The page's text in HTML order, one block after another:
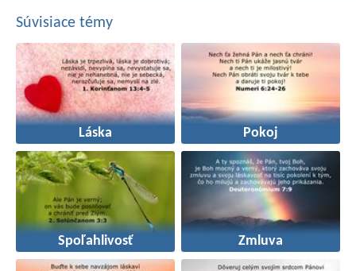
Súvisiace témy
Láska Pokoj
Spoľahlivosť Zmluva